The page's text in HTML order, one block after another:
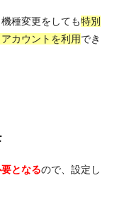
種変更を しても特別
カウントを利用でき
となるので、設定し